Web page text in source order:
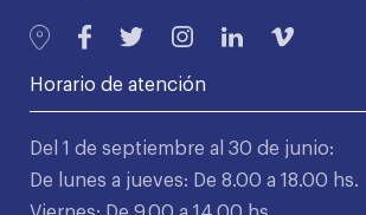
Horario de atención
Del 1 de septiembre al 30 de junio:
De lunes a jueves: De 8.00 a 18.00 hs.